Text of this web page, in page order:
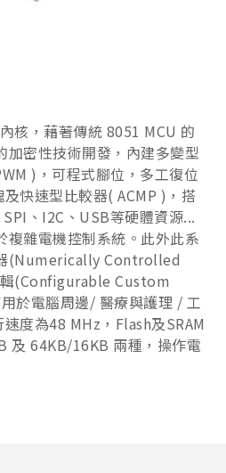
核，藉著傳統 8051 MCU 的
加密性技術開發，內建多變型
)，可程式腳位，多工復位
快速型比較器( ACMP )，搭
、I2C、USB等硬體資源...
複雜電機控制系統。此外此系
(Numerically Controlled
(Configurable Custom
於電腦周邊/ 醫療與護理 / 工
度為48 MHz，Flash及SRAM
及 64KB/16KB 兩種，操作電